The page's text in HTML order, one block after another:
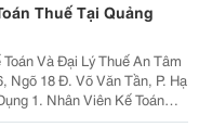
Thuế Tại Quảng
Và Đại Lý Thuế An Tâm
Ngõ 18 Đ. Võ Văn Tần, P. Hạ